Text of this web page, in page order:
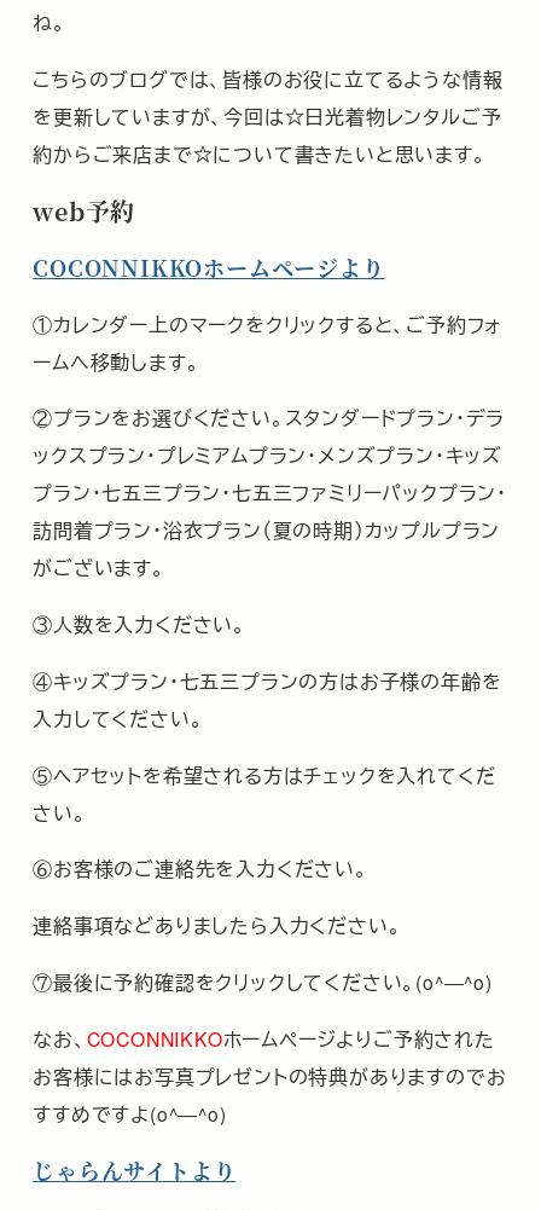
ね。
こちらのブログでは、皆様のお役に立てるような情報
を更新していますが、今回は☆日光着物レンタルご予
約からご来店まで☆について書きたいと思います。
web予約
COCONNIKKOホームページより
①カレンダー上のマークをクリックすると、ご予約フォ
ームへ移動します。
②プランをお選びください。スタンダードプラン・デラ
ックスプラン・プレミアムプラン・メンズプラン・キッズ
プラン・七五三プラン・七五三ファミリーパックプラン・
訪問着プラン・浴衣プラン（夏の時期）カップルプラン
がございます。
③人数を入力ください。
④キッズプラン・七五三プランの方はお子様の年齢を
入力してください。
⑤ヘアセットを希望される方はチェックを入れてくだ
さい。
⑥お客様のご連絡先を入力ください。
連絡事項などありましたら入力ください。
⑦最後に予約確認をクリックしてください。(o^―^o)
なお、 COCONNIKKOホームページよりご予約された
お客様にはお写真プレゼントの特典がありますのでお
すすめですよ(o^―^o)
じゃらんサイトより